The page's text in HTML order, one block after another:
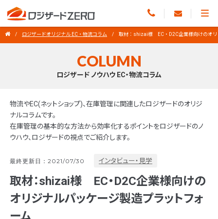
ロジザードオリジナル EC・物流コラム 取材：shizai様 EC・D2C企業様向けのオリ
COLUMN
ロジザード ノウハウ EC・物流コラム
物流やEC(ネットショップ)、在庫管理に関連したロジザードのオリジ
ナルコラムです。
在庫管理の基本的な方法から効率化するポイントをロジザードのノ
ウハウ、ロジザードの視点でご紹介します。
最終更新日：2021/07/30 インタビュー・見学
取材：shizai様 EC・D2C企業様向けの
オリジナルパッケージ製造プラットフォ
ーム